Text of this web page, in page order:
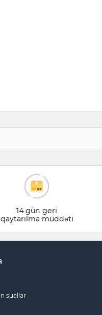
14 gün geri
qaytarılma müddəti
suallar